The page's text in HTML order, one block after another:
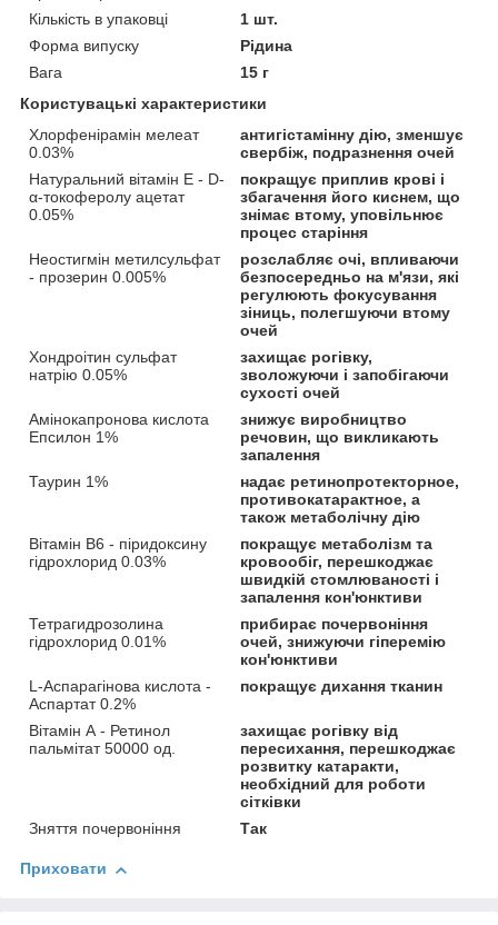
Кількість в упаковці
1 шт.
Форма випуску
Рідина
Вага
15 г
Користувацькі характеристики
Хлорфенірамін мелеат
0.03%
антигістамінну дію, зменшує
свербіж, подразнення очей
Натуральний вітамін E - D-
α-токоферолу ацетат
0.05%
покращує приплив крові і
збагачення його киснем, що
знімає втому, уповільнює
процес старіння
Неостигмін метилсульфат
- прозерин 0.005%
розслабляє очі, впливаючи
безпосередньо на м'язи, які
регулюють фокусування
зіниць, полегшуючи втому
очей
Хондроітин сульфат
натрію 0.05%
захищає рогівку,
зволожуючи і запобігаючи
сухості очей
Амінокапронова кислота
Епсилон 1%
знижує виробництво
речовин, що викликають
запалення
Таурин 1%
надає ретинопротекторное,
противокатарактное, а
також метаболічну дію
Вітамін B6 - піридоксину
гідрохлорид 0.03%
покращує метаболізм та
кровообіг, перешкоджає
швидкій стомлюваності і
запалення кон'юнктиви
Тетрагидрозолина
гідрохлорид 0.01%
прибирає почервоніння
очей, знижуючи гіперемію
кон'юнктиви
L-Аспарагінова кислота -
Аспартат 0.2%
покращує дихання тканин
Вітамін А - Ретинол
пальмітат 50000 од.
захищає рогівку від
пересихання, перешкоджає
розвитку катаракти,
необхідний для роботи
сітківки
Зняття почервоніння
Так
Приховати